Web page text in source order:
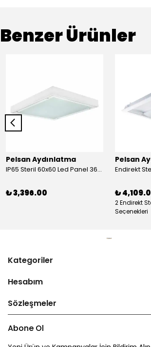
Benzer Ürünler
Pelsan Aydınlatma
IP65 Steril 60x60 Led Panel 36W 6500K
₺ 3,396.00
Pelsan
Endirekt
₺
2 Endirekt
Seçenekleri
Kategoriler
Hesabım
Sözleşmeler
Abone Ol